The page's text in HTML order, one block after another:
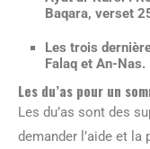
Baqara, verset
Les trois
Falaq et An-Nas.
Les du’as pour un
Les du’as sont des
demander l’aide et la